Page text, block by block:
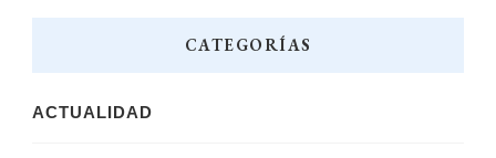
CATEGORÍAS
ACTUALIDAD